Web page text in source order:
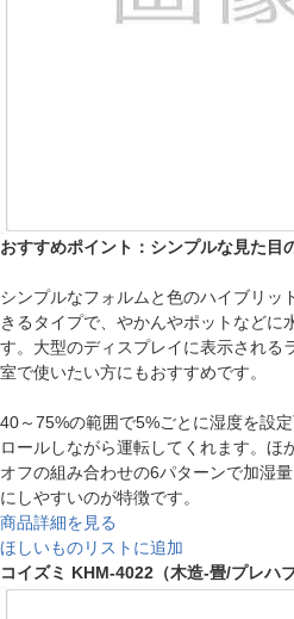
おすすめポイント：シンプルな見た目
シンプルなフォルムと色のハイブリッ
きるタイプで、やかんやポットなどに
す。大型のディスプレイに表示される
室で使いたい方にもおすすめです。
40～75%の範囲で5%ごとに湿度を設
ロールしながら運転してくれます。ほ
オフの組み合わせの6パターンで加湿
にしやすいのが特徴です。
商品詳細を見る
ほしいものリストに追加
コイズミ KHM-4022（木造-畳/プレハブ